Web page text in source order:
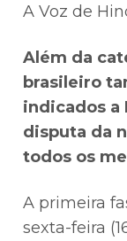
A Voz de
Além da
brasileiro
indicados a
disputa da
todos os
A primeira
sexta-feira